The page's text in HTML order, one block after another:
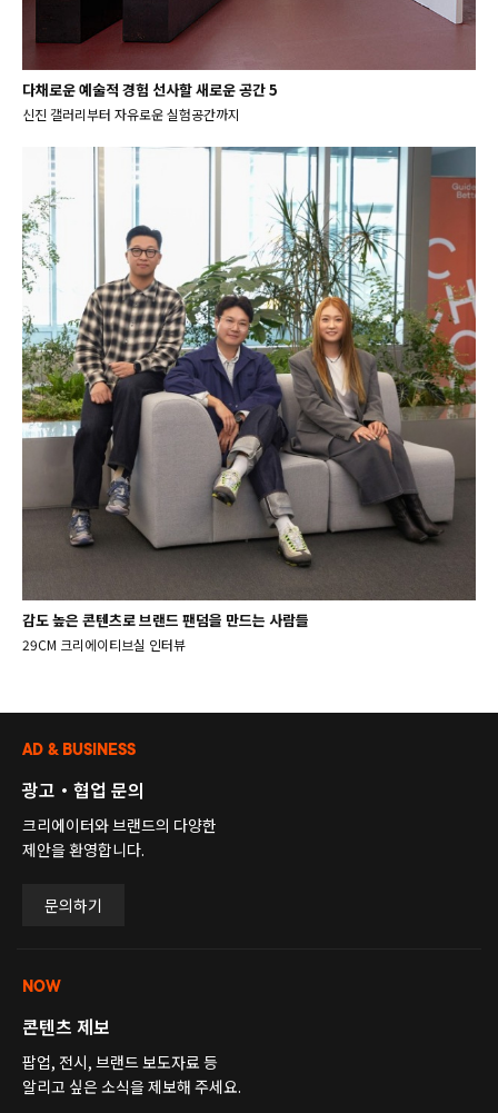
다채로운 예술적 경험 선사할 새로운 공간 5
신진 갤러리부터 자유로운 실험공간까지
감도 높은 콘텐츠로 브랜드 팬덤을 만드는 사람들
29CM 크리에이티브실 인터뷰
AD & BUSINESS
광고・협업 문의
크리에이터와 브랜드의 다양한
제안을 환영합니다.
문의하기
NOW
콘텐츠 제보
팝업, 전시, 브랜드 보도자료 등
알리고 싶은 소식을 제보해 주세요.